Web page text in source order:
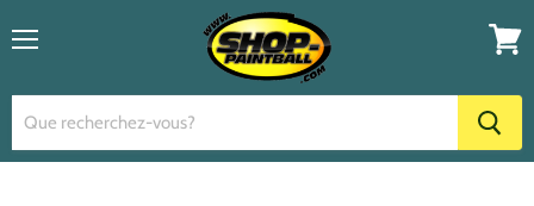
panier